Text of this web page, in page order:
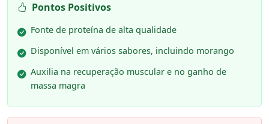
Pontos Positivos
Fonte de proteína de alta qualidade
Disponível em vários sabores, incluindo morango
Auxilia na recuperação muscular e no ganho de
massa magra